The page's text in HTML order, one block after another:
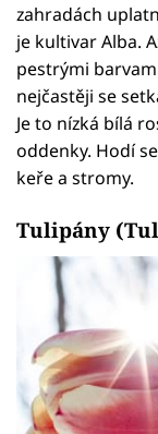
zahradách
je kultivar Alba.
pestrými
nejčastěji se
Je to nízká bílá
oddenky. Hodí
keře a stromy.
Tulipány